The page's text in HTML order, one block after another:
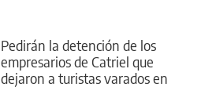
Pedirán la detención de los
empresarios de Catriel que
dejaron a turistas varados en